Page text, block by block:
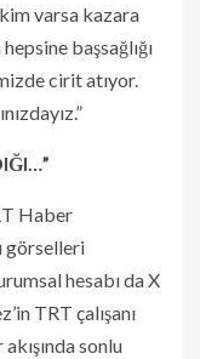
kim varsa kazara
başsağlığı
cirit atıyor.
Haber
görselleri
hesabı da X
TRT çalışanı
sonlu